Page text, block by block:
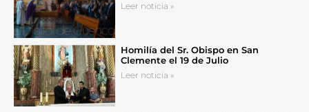
Leer noticia »
Homilía del Sr. Obispo en San
Clemente el 19 de Julio
Leer noticia »